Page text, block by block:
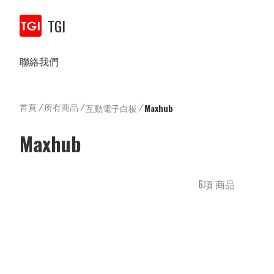
TGI
聯絡我們
首頁/所有商品 /互動電子白板 /Maxhub
Maxhub
6項 商品